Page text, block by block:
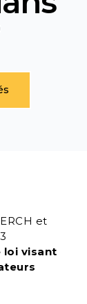
et
loi visant